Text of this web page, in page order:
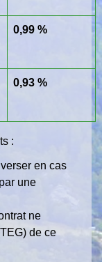
0,99 %
0,93 %
:
en cas
une
ne
de ce